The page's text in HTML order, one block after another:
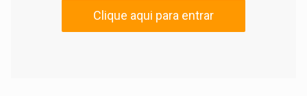
Clique aqui para entrar